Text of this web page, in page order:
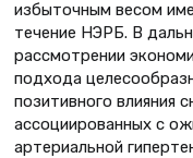
избыточным весом
течение НЭРБ. В
рассмотрении
подхода
позитивного влияния
ассоциированных с
артериальной